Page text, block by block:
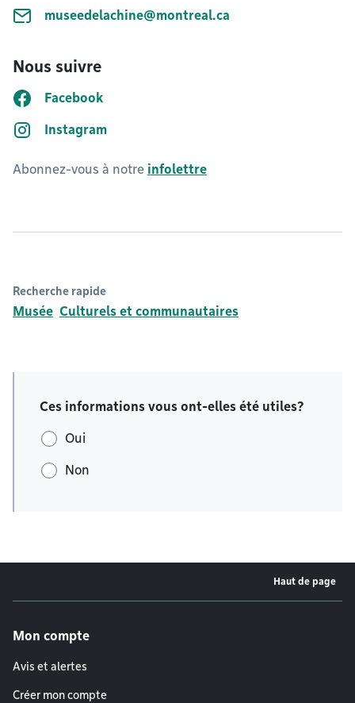
museedelachine@montreal.ca
Nous suivre
Facebook
Instagram
Abonnez-vous à notre infolettre
Recherche rapide
Musée Culturels et communautaires
Ces informations vous ont-elles été utiles?
Oui
Non
Haut de page
Mon compte
Avis et alertes
Créer mon compte